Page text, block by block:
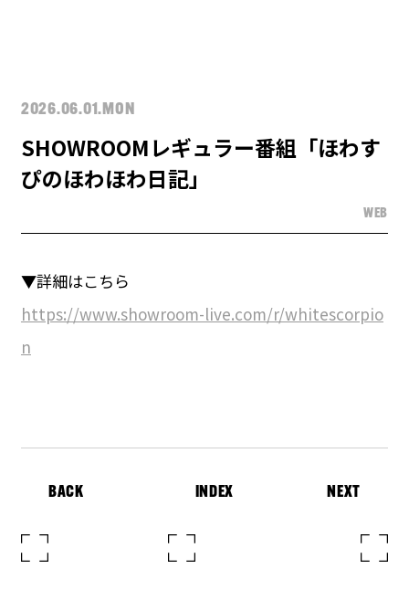
2026.06.01.MON
SHOWROOMレギュラー番組「ほわす
ぴのほわほわ日記」
WEB
▼詳細はこちら
https://www.showroom-live.com/r/whitescorpio
n
BACK INDEX NEXT